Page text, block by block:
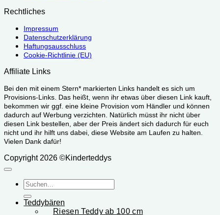
Rechtliches
Impressum
Datenschutzerklärung
Haftungsausschluss
Cookie-Richtlinie (EU)
Affiliate Links
Bei den mit einem Stern* markierten Links handelt es sich um
Provisions-Links. Das heißt, wenn ihr etwas über diesen Link kauft,
bekommen wir ggf. eine kleine Provision vom Händler und können
dadurch auf Werbung verzichten. Natürlich müsst ihr nicht über
diesen Link bestellen, aber der Preis ändert sich dadurch für euch
nicht und ihr hilft uns dabei, diese Website am Laufen zu halten.
Vielen Dank dafür!
Copyright 2026 ©Kinderteddys
Suchen
nach:
Teddybären
Riesen Teddy ab 100 cm